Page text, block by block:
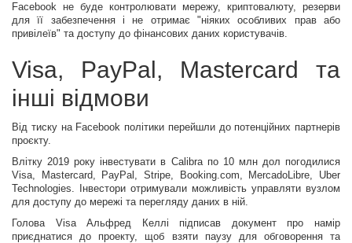
Facebook не буде контролювати мережу, криптовалюту, резерви
для її забезпечення і не отримає "ніяких особливих прав або
привілеїв" та доступу до фінансових даних користувачів.
Visa, PayPal, Mastercard та
інші відмови
Від тиску на Facebook політики перейшли до потенційних партнерів
проєкту.
Влітку 2019 року інвестувати в Calibra по 10 млн дол погодилися
Visa, Mastercard, PayPal, Stripe, Booking.com, MercadoLibre, Uber
Technologies. Інвестори отримували можливість управляти вузлом
для доступу до мережі та перегляду даних в ній.
Голова Visa Альфред Келлі підписав документ про намір
приєднатися до проекту, щоб взяти паузу для обговорення та